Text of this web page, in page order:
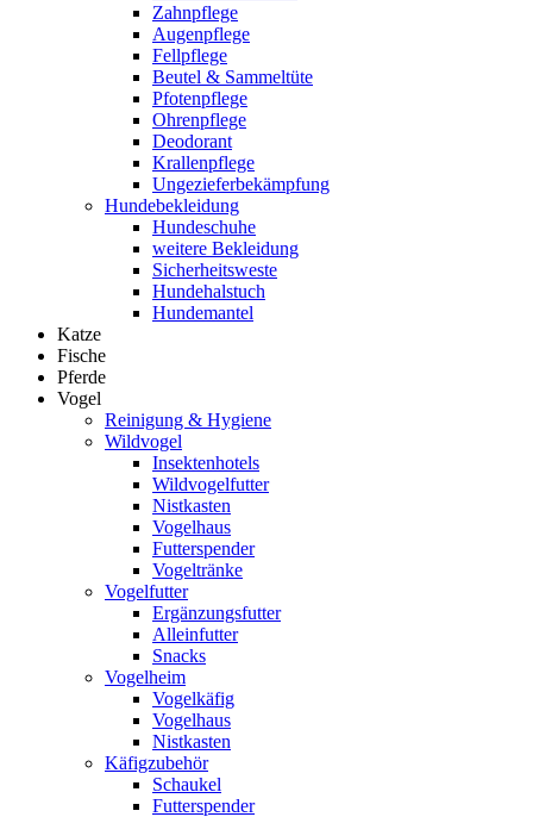
Zahnpflege
Augenpflege
Fellpflege
Beutel & Sammeltüte
Pfotenpflege
Ohrenpflege
Deodorant
Krallenpflege
Ungezieferbekämpfung
Hundebekleidung
Hundeschuhe
weitere Bekleidung
Sicherheitsweste
Hundehalstuch
Hundemantel
Katze
Fische
Pferde
Vogel
Reinigung & Hygiene
Wildvogel
Insektenhotels
Wildvogelfutter
Nistkasten
Vogelhaus
Futterspender
Vogeltränke
Vogelfutter
Ergänzungsfutter
Alleinfutter
Snacks
Vogelheim
Vogelkäfig
Vogelhaus
Nistkasten
Käfigzubehör
Schaukel
Futterspender